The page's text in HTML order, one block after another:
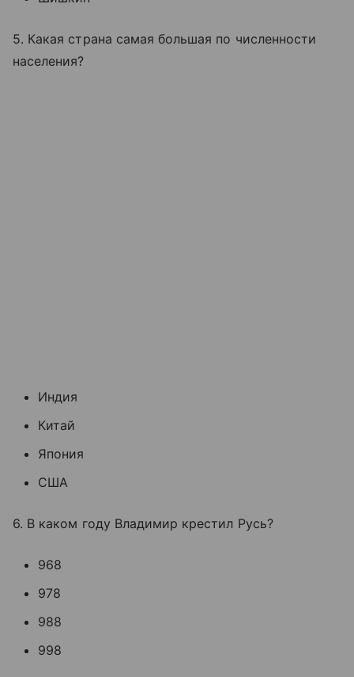
5. Какая страна самая большая по численности
населения?
Индия
Китай
Япония
США
6. В каком году Владимир крестил Русь?
968
978
988
998